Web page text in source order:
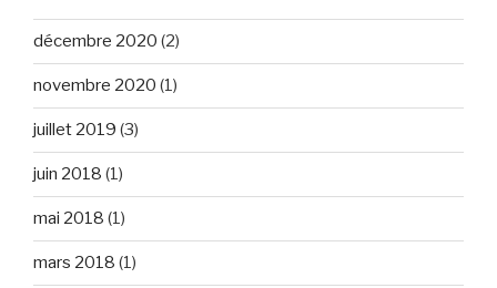
décembre 2020 (2)
novembre 2020 (1)
juillet 2019 (3)
juin 2018 (1)
mai 2018 (1)
mars 2018 (1)